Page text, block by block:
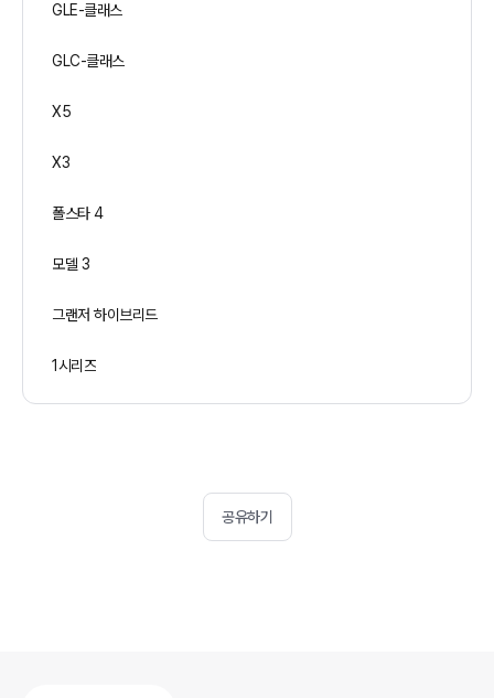
GLE-클래스
GLC-클래스
X5
X3
폴스타 4
모델 3
그랜저 하이브리드
1시리즈
공유하기